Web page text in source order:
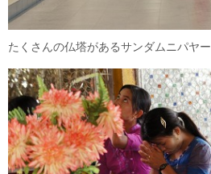
たくさんの仏塔があるサンダムニパヤー